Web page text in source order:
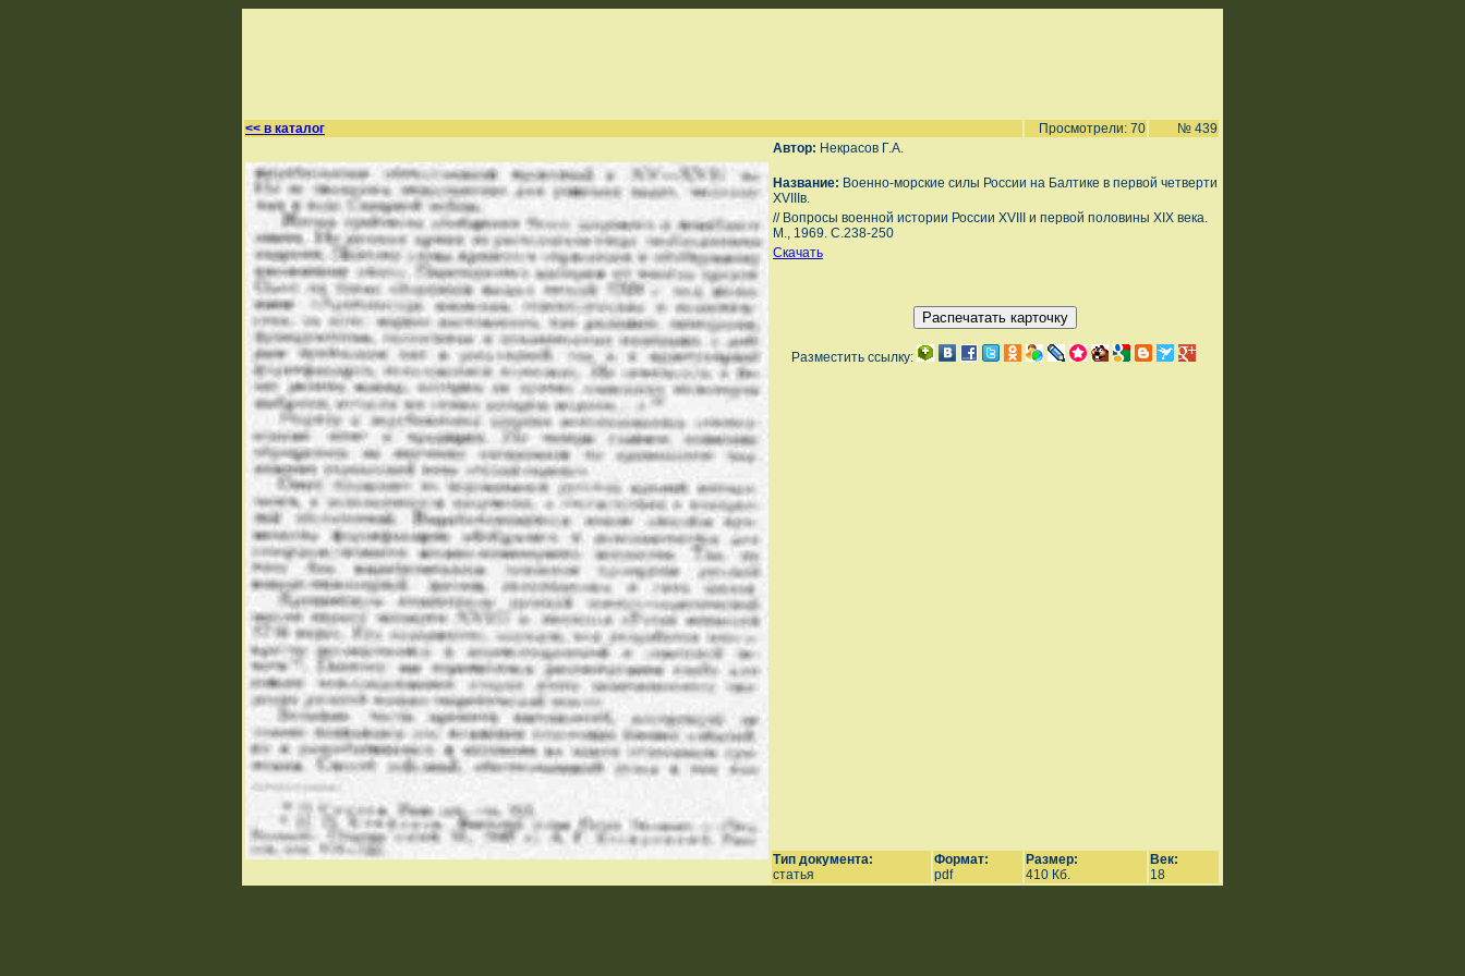
<< в каталог Просмотрели: 70
№ 439
Автор: Некрасов Г.А.
Название: Военно-морские силы России на Балтике в первой четверти
XVIIIв.
// Вопросы военной истории России XVIII и первой половины XIX века.
М., 1969. С.238-250
Скачать
Разместить ссылку:
Тип документа:
статья
Формат:
pdf
Размер:
410 Кб.
Век:
18